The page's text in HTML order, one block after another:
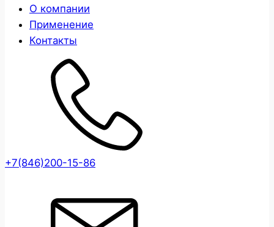
О компании
Применение
Контакты
+7(846)200-15-86